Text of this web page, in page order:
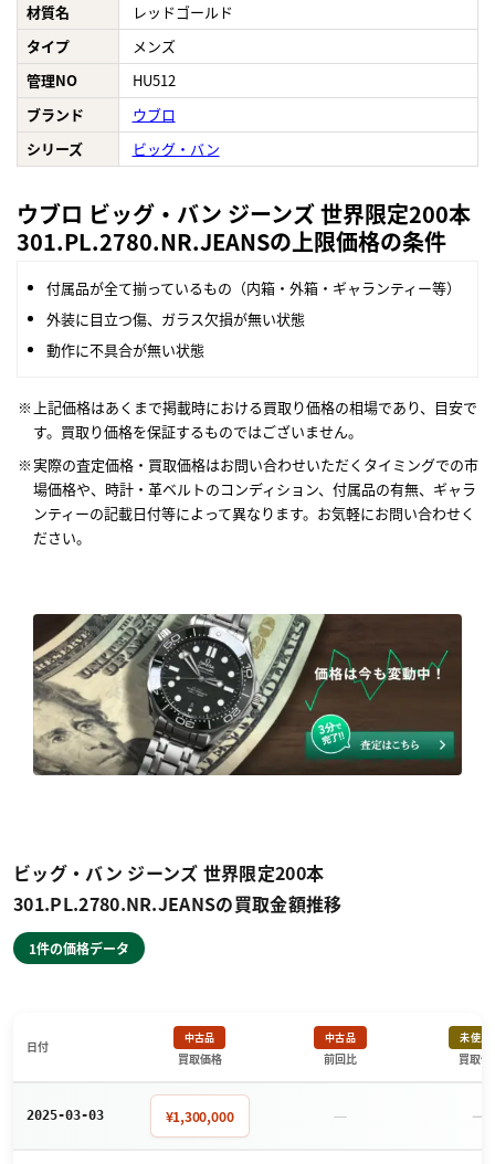
材質名
レッドゴールド
タイプ
メンズ
管理NO
HU512
ブランド
ウブロ
シリーズ
ビッグ・バン
ウブロ ビッグ・バン ジーンズ 世界限定200本
301.PL.2780.NR.JEANSの上限価格の条件
付属品が全て揃っているもの（内箱・外箱・ギャランティー等）
外装に目立つ傷、ガラス欠損が無い状態
動作に不具合が無い状態
上記価格はあくまで掲載時における買取り価格の相場であり、目安で
す。買取り価格を保証するものではございません。
実際の査定価格・買取価格はお問い合わせいただくタイミングでの市
場価格や、時計・革ベルトのコンディション、付属品の有無、ギャラ
ンティーの記載日付等によって異なります。お気軽にお問い合わせく
ださい。
ビッグ・バン ジーンズ 世界限定200本
301.PL.2780.NR.JEANSの買取金額推移
1件の価格データ
日付
中古品
買取価格
中古品
前回比
未使用
買取価
2025-03-03 ¥1,300,000 － －